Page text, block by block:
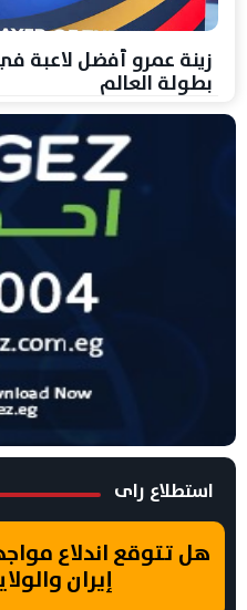
زينة عمرو أفضل لاعبة
بطولة العالم
استطلاع راى
هل تتوقع اندلاع
إيران